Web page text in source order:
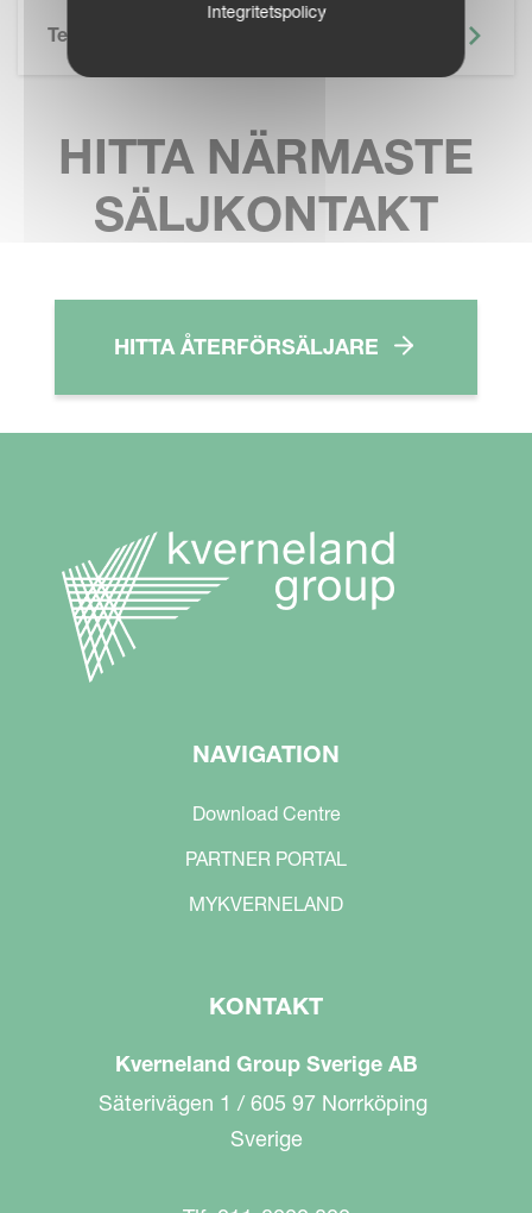
Teknisk Specifikation
HITTA NÄRMASTE
SÄLJKONTAKT
HITTA ÅTERFÖRSÄLJARE
NAVIGATION
Download Centre
PARTNER PORTAL
MYKVERNELAND
KONTAKT
Kverneland Group Sverige AB
Säterivägen 1 / 605 97 Norrköping
Sverige
Integritetspolicy